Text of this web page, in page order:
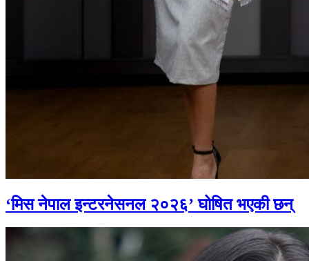
‘मिस नेपाल इन्टरनेसनल २०२६’ घोषित भएकी छन्